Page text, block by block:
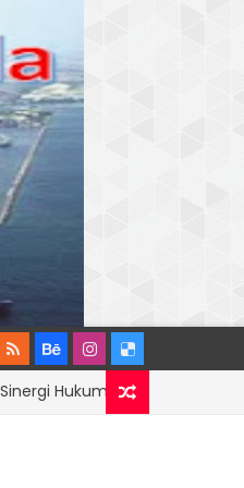
Bersama Kejari Jakut